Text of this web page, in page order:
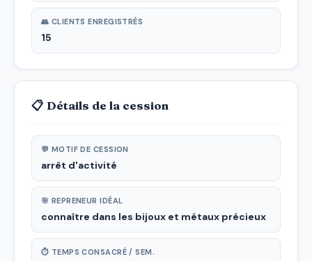
👥 CLIENTS ENREGISTRÉS
15
📋 Détails de la cession
💬 MOTIF DE CESSION
arrêt d'activité
🎯 REPRENEUR IDÉAL
connaître dans les bijoux et métaux précieux
⏱ TEMPS CONSACRÉ / SEM.